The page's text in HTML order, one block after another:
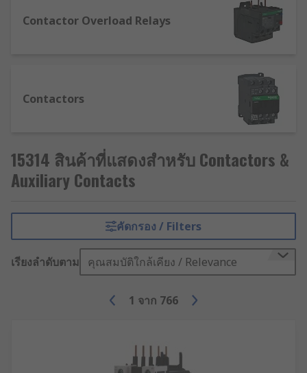
Contactors are similar to relays in that they
behave like remote switches, but are designed
position and are generally larger in size. Though
most contactors provide the same switching
function, they are typically configured for specific
Whether you require a contactor for a starter
motor or as part of a more complex power control
to consider when making your selection.
Variables such as the AC number, coil voltage and
power ratings will all have to be considered to be
sure that the contactor is compatible with the
check if the contactor is certified with
Although they can be used as stand-alone
hardware control gear such as push-button
Contactor Overload Relays
Contactors
15314 สินค้าที่แสดงสำหรับ Contactors &
Auxiliary Contacts
คัดกรอง / Filters
เรียงลำดับตาม คุณสมบัติใกล้เคียง / Relevance
1 จาก 766